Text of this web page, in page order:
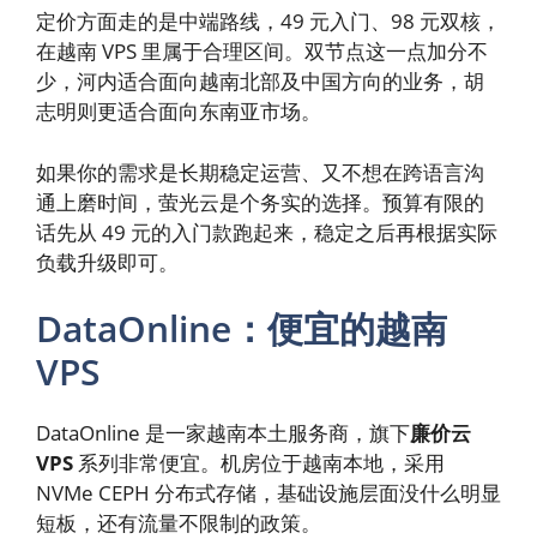
定价方面走的是中端路线，49 元入门、98 元双核，
在越南 VPS 里属于合理区间。双节点这一点加分不
少，河内适合面向越南北部及中国方向的业务，胡
志明则更适合面向东南亚市场。
如果你的需求是长期稳定运营、又不想在跨语言沟
通上磨时间，萤光云是个务实的选择。预算有限的
话先从 49 元的入门款跑起来，稳定之后再根据实际
负载升级即可。
DataOnline：便宜的越南
VPS
DataOnline 是一家越南本土服务商，旗下廉价云
VPS 系列非常便宜。机房位于越南本地，采用
NVMe CEPH 分布式存储，基础设施层面没什么明显
短板，还有流量不限制的政策。